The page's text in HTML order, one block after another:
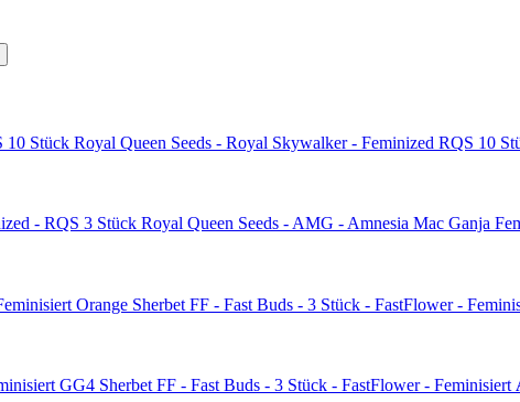
Royal Queen Seeds - Royal Skywalker - Feminized RQS 10
Royal Queen Seeds - AMG - Amnesia Mac Ganja
Orange Sherbet FF - Fast Buds - 3 Stück - FastFlower -
GG4 Sherbet FF - Fast Buds - 3 Stück - FastFlower - Feminisiert